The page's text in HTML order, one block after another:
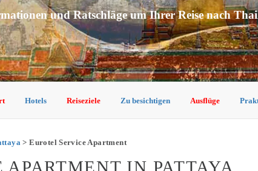
und Ratschläge um Ihrer Reise nach
Hotels Reiseziele Zu besichtigen Ausflüge
> Eurotel Service Apartment
APARTMENT IN PATTAYA